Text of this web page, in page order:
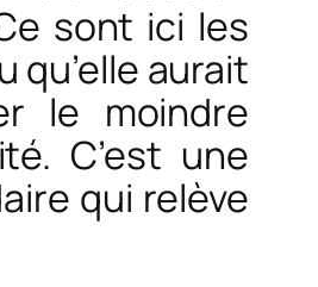
sont ici les
aurait
le moindre
C’est une
qui relève